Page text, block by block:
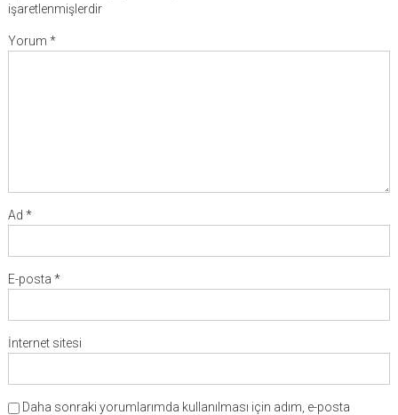
işaretlenmişlerdir
Yorum *
Ad *
E-posta *
İnternet sitesi
Daha sonraki yorumlarımda kullanılması için adım, e-posta